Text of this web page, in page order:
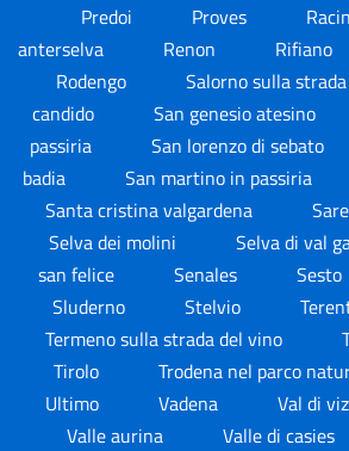
Predoi
Proves
anterselva
Renon Rifiano
Rodengo
Salorno sulla
candido
San genesio atesino
passiria
San lorenzo di sebato
badia
San martino in passiria
Santa cristina valgardena
Selva dei molini
Selva di val
san felice
Senales Sesto
Sluderno
Stelvio
Termeno sulla strada del vino
Tirolo
Trodena nel parco
Ultimo
Vadena Val di
Valle aurina
Valle di casies